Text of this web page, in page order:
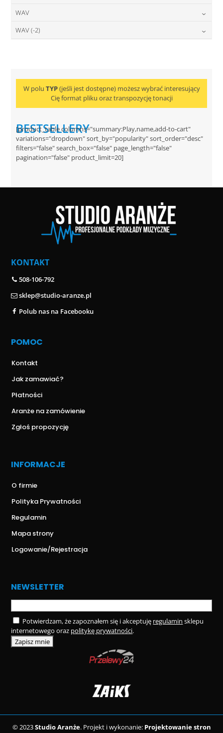
WAV
WAV (-2)
W polu TYP(jeśli jest dostępne) możesz wybrać interesujący
Cię format pliku oraz transpozycję tonacji
BESTSELLERY
[product_table columns="summary:Play,name,add-to-cart"
variations="dropdown" sort_by="popularity" sort_order="desc"
filters="false" search_box="false" page_length="false"
pagination="false" product_limit=20]
KONTAKT
508-106-792
sklep@studio-aranze.pl
Polub nas na Facebooku
POMOC
Kontakt
Jak zamawiać?
Płatności
Aranże na zamówienie
Zgłoś propozycję
INFORMACJE
O firmie
Polityka Prywatności
Regulamin
Mapa strony
Logowanie/Rejestracja
NEWSLETTER
Potwierdzam, że zapoznałem się i akceptuję regulamin sklepu
internetowego oraz politykę prywatności.
© 2023Studio Aranże. Projekt i wykonanie: Projektowanie stron